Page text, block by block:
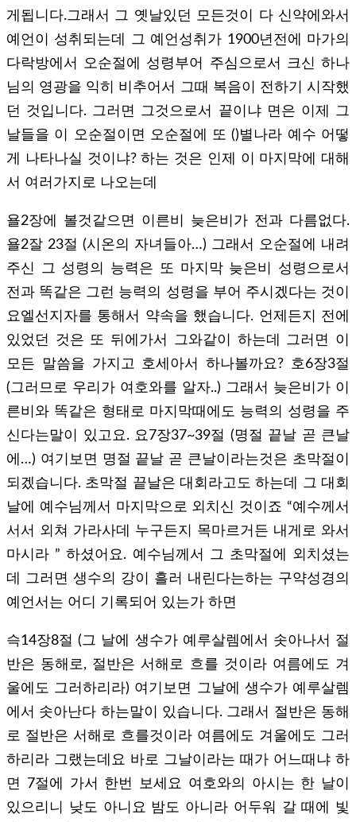
게됩니다.그래서 그 옛날있던 모든것이 다 신약에와서
예언이 성취되는데 그 예언성취가 1900년전에 마가의
다락방에서 오순절에 성령부어 주심으로서 크신 하나
님의 영광을 익히 비추어서 그때 복음이 전하기 시작했
던 것입니다. 그러면 그것으로서 끝이냐 면은 이제 그
날들을 이 오순절이면 오순절에 또 ()별나라 예수 어떻
게 나타나실 것이냐? 하는 것은 인제 이 마지막에 대해
서 여러가지로 나오는데
욜2장에 볼것같으면 이른비 늦은비가 전과 다름없다.
욜2잘 23절 (시온의 자녀들아…) 그래서 오순절에 내려
주신 그 성령의 능력은 또 마지막 늦은비 성령으로서
전과 똑같은 그런 능력의 성령을 부어 주시겠다는 것이
요엘선지자를 통해서 약속을 했습니다. 언제든지 전에
있었던 것은 또 뒤에가서 그와같이 하는데 그러면 이
모든 말씀을 가지고 호세아서 하나볼까요? 호6장3절
(그러므로 우리가 여호와를 알자..) 그래서 늦은비가 이
른비와 똑같은 형태로 마지막때에도 능력의 성령을 주
신다는말이 있고요. 요7장37~39절 (명절 끝날 곧 큰날
에…) 여기보면 명절 끝날 곧 큰날이라는것은 초막절이
되겠습니다. 초막절 끝날은 대회라고도 하는데 그 대회
날에 예수님께서 마지막으로 외치신 것이죠 “예수께서
서서 외쳐 가라사데 누구든지 목마르거든 내게로 와서
마시라 ” 하셨어요. 예수님께서 그 초막절에 외치셨는
데 그러면 생수의 강이 흘러 내린다는하는 구약성경의
예언서는 어디 기록되어 있는가 하면
슥14장8절 (그 날에 생수가 예루살렘에서 솟아나서 절
반은 동해로, 절반은 서해로 흐를 것이라 여름에도 겨
울에도 그러하리라) 여기보면 그날에 생수가 예루살렘
에서 솟아난다 하는말이 있습니다. 그래서 절반은 동해
로 절반은 서해로 흐를것이라 여름에도 겨울에도 그러
하리라 그랬는데요 바로 그날이라는 때가 어느때냐 하
면 7절에 가서 한번 보세요 여호와의 아시는 한 날이
있으리니 낮도 아니요 밤도 아니라 어두워 갈 때에 빛